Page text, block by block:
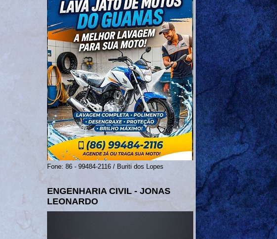
Fone: 86 - 99484-2116 / Buriti dos Lopes
ENGENHARIA CIVIL - JONAS
LEONARDO